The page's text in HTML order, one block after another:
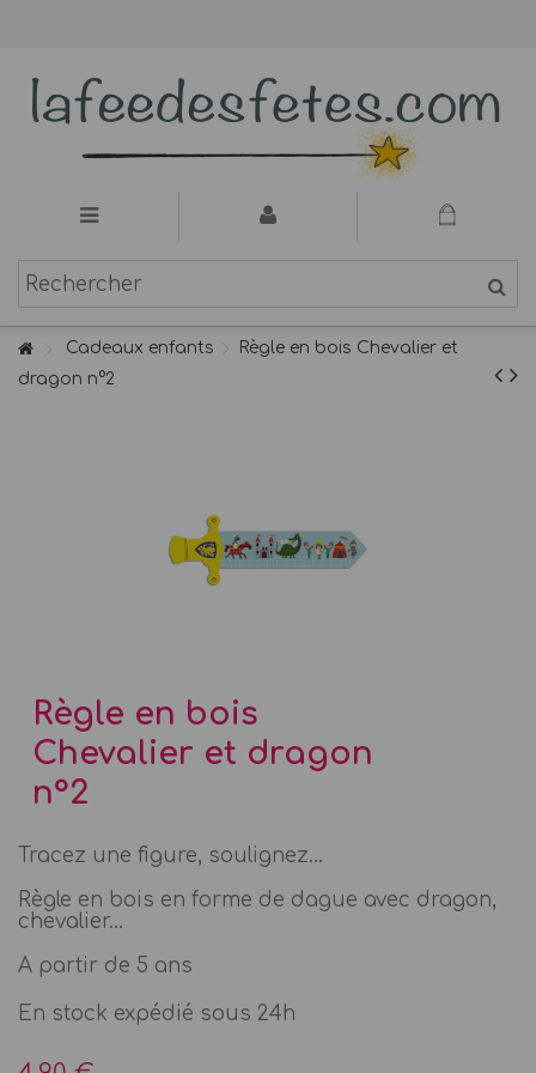
Cadeaux enfants
Règle en bois Chevalier et
dragon n°2
Règle en bois
Chevalier et dragon
n°2
Tracez une figure, soulignez...
Règle en bois en forme de dague avec dragon,
chevalier...
A partir de 5 ans
En stock expédié sous 24h